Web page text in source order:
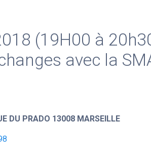
(19H00 à
avec la
DU PRADO 13008 MARSEILLE